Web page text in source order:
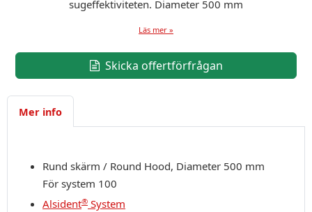
sugeffektiviteten. Diameter 500 mm
Läs mer »
Skicka offertförfrågan
Mer info
Rund skärm / Round Hood, Diameter 500 mm
För system 100
Alsident® System